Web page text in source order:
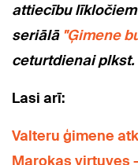
attiecību
seriālā "Ģimene
ceturtdienai plkst.
Lasi arī:
Valteru ģimene
Marokas virtuves